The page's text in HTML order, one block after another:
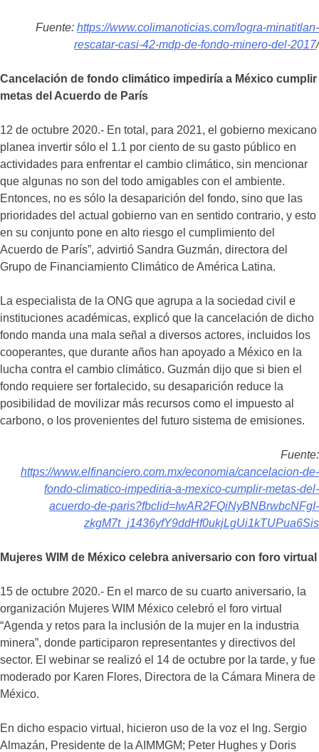
Fuente: https://www.colimanoticias.com/logra-minatitlan-
rescatar-casi-42-mdp-de-fondo-minero-del-2017/
Cancelación de fondo climático impediría a México cumplir
metas del Acuerdo de París
12 de octubre 2020.- En total, para 2021, el gobierno mexicano
planea invertir sólo el 1.1 por ciento de su gasto público en
actividades para enfrentar el cambio climático, sin mencionar
que algunas no son del todo amigables con el ambiente.
Entonces, no es sólo la desaparición del fondo, sino que las
prioridades del actual gobierno van en sentido contrario, y esto
en su conjunto pone en alto riesgo el cumplimiento del
Acuerdo de París”, advirtió Sandra Guzmán, directora del
Grupo de Financiamiento Climático de América Latina.
La especialista de la ONG que agrupa a la sociedad civil e
instituciones académicas, explicó que la cancelación de dicho
fondo manda una mala señal a diversos actores, incluidos los
cooperantes, que durante años han apoyado a México en la
lucha contra el cambio climático. Guzmán dijo que si bien el
fondo requiere ser fortalecido, su desaparición reduce la
posibilidad de movilizar más recursos como el impuesto al
carbono, o los provenientes del futuro sistema de emisiones.
Fuente:
https://www.elfinanciero.com.mx/economia/cancelacion-de-
fondo-climatico-impediria-a-mexico-cumplir-metas-del-
acuerdo-de-paris?fbclid=IwAR2FQiNyBNBrwbcNFgI-
zkgM7t_j1436yfY9ddHf0ukjLgUi1kTUPua6Sis
Mujeres WIM de México celebra aniversario con foro virtual
15 de octubre 2020.- En el marco de su cuarto aniversario, la
organización Mujeres WIM México celebró el foro virtual
“Agenda y retos para la inclusión de la mujer en la industria
minera”, donde participaron representantes y directivos del
sector. El webinar se realizó el 14 de octubre por la tarde, y fue
moderado por Karen Flores, Directora de la Cámara Minera de
México.
En dicho espacio virtual, hicieron uso de la voz el Ing. Sergio
Almazán, Presidente de la AIMMGM; Peter Hughes y Doris